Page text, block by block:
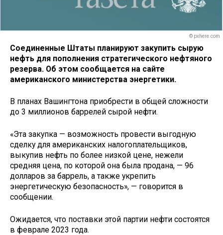
© pxhere.com
Соединенные Штаты планируют закупить сырую
нефть для пополнения стратегического нефтяного
резерва. Об этом сообщается на сайте
американского министерства энергетики.
В планах Вашингтона приобрести в общей сложности
до 3 миллионов баррелей сырой нефти.
«Эта закупка — возможность провести выгодную
сделку для американских налогоплательщиков,
выкупив нефть по более низкой цене, нежели
средняя цена, по которой она была продана, — 96
долларов за баррель, а также укрепить
энергетическую безопасность», — говорится в
сообщении.
Ожидается, что поставки этой партии нефти состоятся
в феврале 2023 года.